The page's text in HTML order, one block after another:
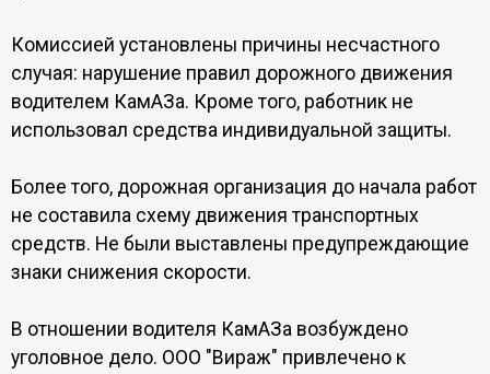
Комиссией установлены причины несчастного
случая: нарушение правил дорожного движения
водителем КамАЗа. Кроме того, работник не
использовал средства индивидуальной защиты.
Более того, дорожная организация до начала работ
не составила схему движения транспортных
средств. Не были выставлены предупреждающие
знаки снижения скорости.
В отношении водителя КамАЗа возбуждено
уголовное дело. ООО "Вираж" привлечено к